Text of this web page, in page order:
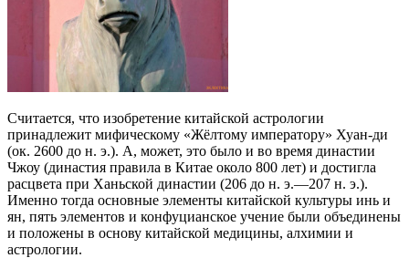
Считается, что изобретение китайской астрологии
принадлежит мифическому «Жёлтому императору» Хуан-ди
(ок. 2600 до н. э.). А, может, это было и во время династии
Чжоу (династия правила в Китае около 800 лет) и достигла
расцвета при Ханьской династии (206 до н. э.—207 н. э.).
Именно тогда основные элементы китайской культуры инь и
ян, пять элементов и конфуцианское учение были объединены
и положены в основу китайской медицины, алхимии и
астрологии.